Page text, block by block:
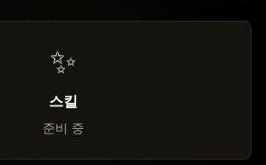
✨
스킬
준비 중